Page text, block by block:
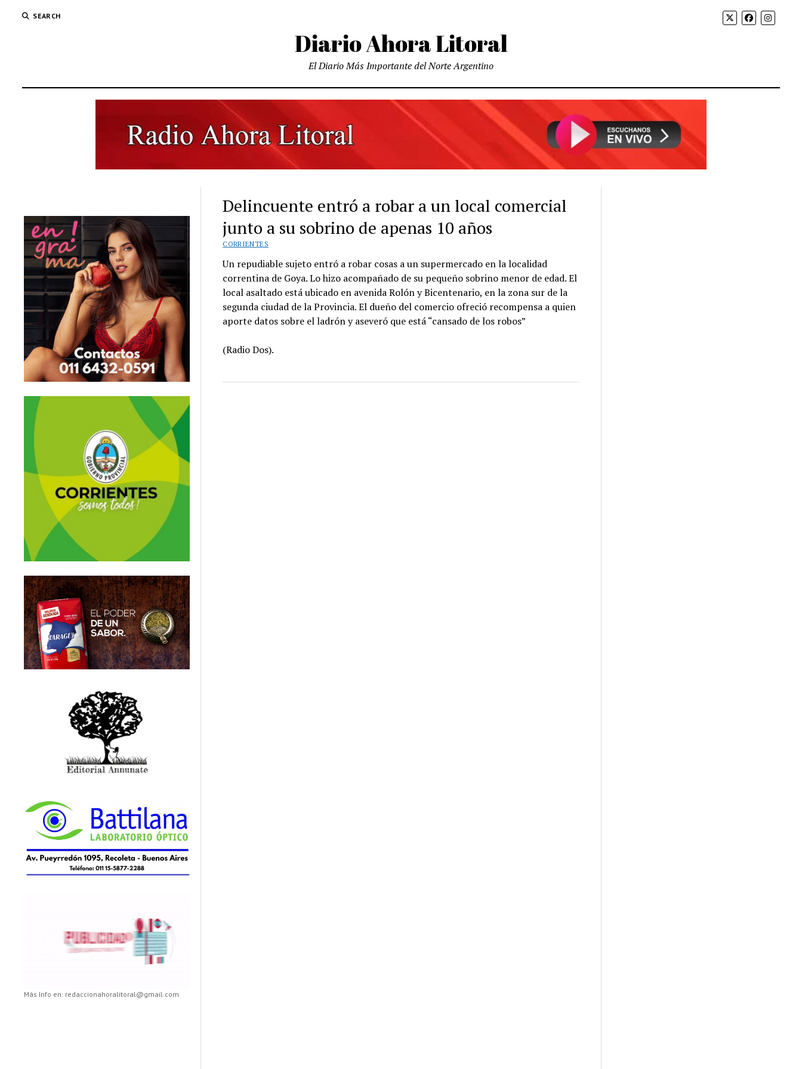
SEARCH
Diario Ahora Litoral
El Diario Más Importante del Norte Argentino
Más Info en: redaccionahoralitoral@gmail.com
Delincuente entró a robar a un local comercial
junto a su sobrino de apenas 10 años
CORRIENTES
Un repudiable sujeto entró a robar cosas a un supermercado en la localidad
correntina de Goya. Lo hizo acompañado de su pequeño sobrino menor de edad. El
local asaltado está ubicado en avenida Rolón y Bicentenario, en la zona sur de la
segunda ciudad de la Provincia. El dueño del comercio ofreció recompensa a quien
aporte datos sobre el ladrón y aseveró que está “cansado de los robos”
(Radio Dos).